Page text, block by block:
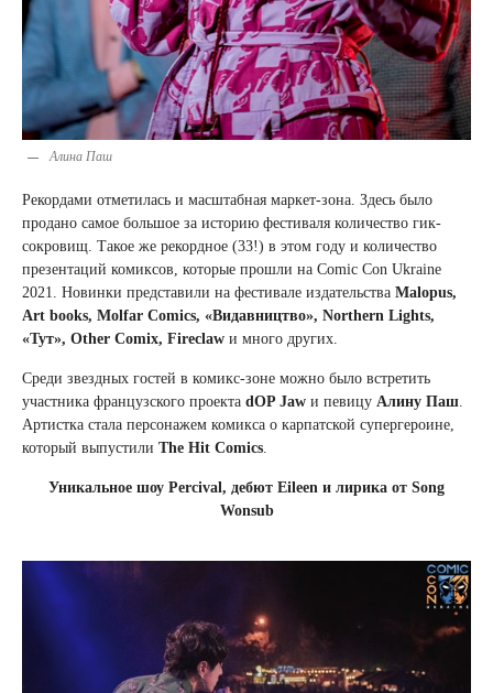
Алина Паш
Рекордами отметилась и масштабная маркет-зона. Здесь было
продано самое большое за историю фестиваля количество гик-
сокровищ. Такое же рекордное (33!) в этом году и количество
презентаций комиксов, которые прошли на Comic Con Ukraine
2021. Новинки представили на фестивале издательства Malopus,
Art books, Molfar Comics, «Видавництво», Northern Lights,
«Тут», Other Comix, Fireclaw и много других.
Среди звездных гостей в комикс-зоне можно было встретить
участника французского проекта dOP Jaw и певицу Алину Паш.
Артистка стала персонажем комикса о карпатской супергероине,
который выпустили The Hit Comics.
Уникальное шоу Percival, дебют Eileen и лирика от Song
Wonsub